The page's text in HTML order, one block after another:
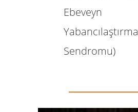
Ebeveyn
Yabancılaştırma
Sendromu)